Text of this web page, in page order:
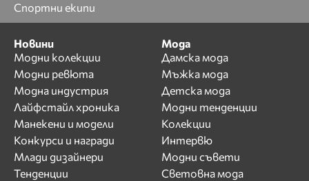
Спортни екипи
Новини
Модни колекции
Модни ревюта
Модна индустрия
Лайфстайл хроника
Манекени и модели
Конкурси и награди
Млади дизайнери
Тенденции
Мода
Дамска мода
Мъжка мода
Детска мода
Модни тенденции
Колекции
Интервю
Модни съвети
Световна мода